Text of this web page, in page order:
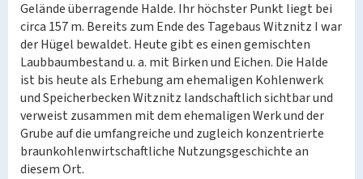
Gelände überragende Halde. Ihr höchster Punkt liegt bei
circa 157 m. Bereits zum Ende des Tagebaus Witznitz I war
der Hügel bewaldet. Heute gibt es einen gemischten
Laubbaumbestand u. a. mit Birken und Eichen. Die Halde
ist bis heute als Erhebung am ehemaligen Kohlenwerk
und Speicherbecken Witznitz landschaftlich sichtbar und
verweist zusammen mit dem ehemaligen Werk und der
Grube auf die umfangreiche und zugleich konzentrierte
braunkohlenwirtschaftliche Nutzungsgeschichte an
diesem Ort.